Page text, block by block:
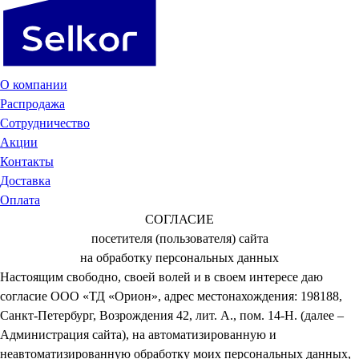
О компании
Распродажа
Сотрудничество
Акции
Контакты
Доставка
Оплата
СОГЛАСИЕ
посетителя (пользователя) сайта
на обработку персональных данных
Настоящим свободно, своей волей и в своем интересе даю
согласие ООО «ТД «Орион», адрес местонахождения: 198188,
Санкт-Петербург, Возрождения 42, лит. А., пом. 14-Н. (далее –
Администрация сайта), на автоматизированную и
неавтоматизированную обработку моих персональных данных,